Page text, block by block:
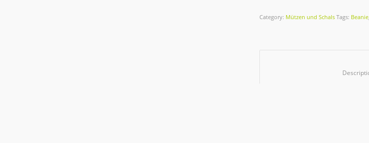
Category: Mützen und Schals Tags: Beanie